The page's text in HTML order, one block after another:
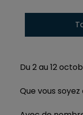
Du 2 au 12
Que vous